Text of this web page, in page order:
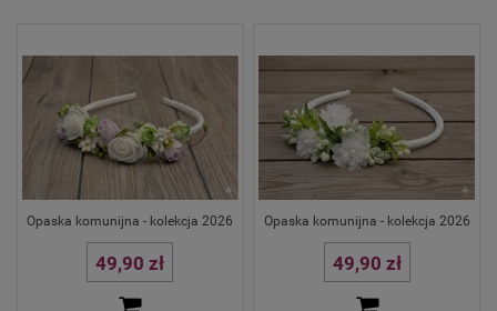
Opaska komunijna - kolekcja 2026
49,90 zł
Opaska komunijna - kolekcja 2026
49,90 zł